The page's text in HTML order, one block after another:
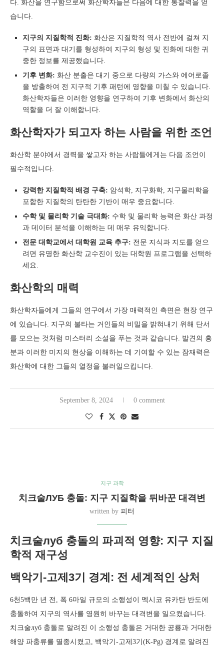
다. 화산을 연구함으로써 화산학자들은 다음에 대한 통찰력을 얻
습니다.
지구의 지질학적 진화: 화산은 지질학적 역사 전반에 걸쳐 지
구의 표면과 대기를 형성하여 지구의 형성 및 진화에 대한 귀
중한 정보를 제공했습니다.
기후 변화: 화산 분출은 대기 중으로 다량의 가스와 에어로졸
을 방출하여 전 지구적 기후 패턴에 영향을 미칠 수 있습니다.
화산학자들은 이러한 영향을 연구하여 기후 변화에서 화산의
역할을 더 잘 이해합니다.
화산학자가 되고자 하는 사람을 위한 조언
화산학 분야에서 경력을 쌓고자 하는 사람들에게는 다음 조언이
필수적입니다.
강력한 지질학적 배경 구축: 암석학, 지구화학, 지구물리학을
포함한 지질학의 탄탄한 기반이 매우 중요합니다.
수학 및 물리학 기술 극대화: 수학 및 물리학 능력은 화산 과정
과 데이터 분석을 이해하는 데 매우 유익합니다.
전문 대학교에서 대학원 교육 추구: 전문 지식과 지도를 얻으
려면 유명한 화산학 교수진이 있는 대학원 프로그램을 선택하
세요.
화산학의 매력
화산학자들에게 그들의 연구에서 가장 매력적인 측면은 현장 연구
에 있습니다. 지구의 불타는 거인들의 비밀을 밝혀내기 위해 단서
를 모으는 것처럼 미스터리 소설을 푸는 것과 같습니다. 발견의 흥
분과 이러한 미지의 현상을 이해하는 데 기여할 수 있는 잠재력은
화산학에 대한 그들의 열정을 불러일으킵니다.
September 8, 2024 0 comment
지구 과학
치크술ЛУБ 충돌: 지구 지질학을 뒤바꾼 대격변
written by 피터
치크술луб 충돌의 파괴적 영향: 지구 지질
학적 재구성
백악기-고제3기 경계: 전 세계적인 상처
6천5백만 년 전, 폭 6마일 규모의 소행성이 멕시코 유카탄 반도에
충돌하여 지구의 역사를 영원히 바꾸는 대격변을 일으켰습니다.
치크술луб 충돌로 알려진 이 소행성 충돌은 거대한 공룡과 거대한
해양 파충류를 멸종시켰고, 백악기-고제3기(K-Pg) 경계로 알려진